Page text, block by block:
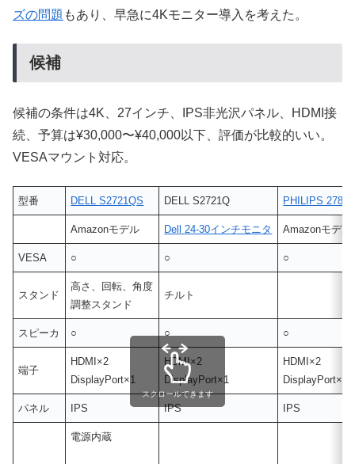
ズの問題 もあり、早急に4Kモニター導入を考えた。
候補
候補の条件は4K、27インチ、IPS非光沢パネル、HDMI接
続、予算は¥30,000〜¥40,000以下、評価が比較的いい。
VESAマウント対応。
型番 DELL S2721QS DELL S2721Q PHILIPS
Amazonモデル Dell 24-30インチモニタ Amazonモデル
VESA ○ ○ ○
スタンド
高さ、回転、角度
調整スタンド
チルト
スピーカ ○ ○ ○
端子
HDMI×2
DisplayPort×1
HDMI×2
DisplayPort×1
HDMI×2
DisplayPort×1
パネル IPS IPS IPS
電源内蔵
スクロールできます